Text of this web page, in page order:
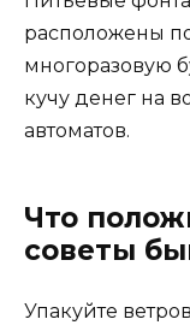
расположены
многоразовую
кучу денег на
автоматов.
Что
советы
Упакуйте